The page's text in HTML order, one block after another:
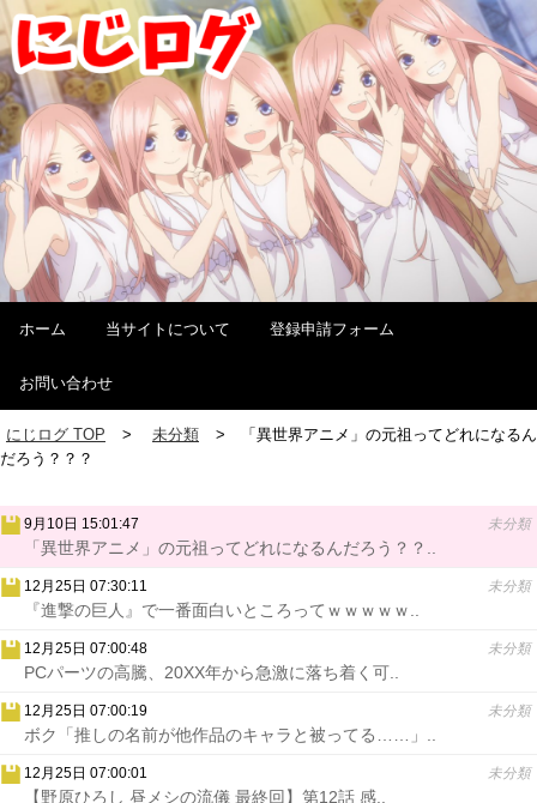
ホーム 当サイトについて 登録申請フォーム
お問い合わせ
にじログ TOP 未分類
「異世界アニメ」の元祖ってどれになるん
だろう？？？
9月10日 15:01:47 未分類
「異世界アニメ」の元祖ってどれになるんだろう？？..
12月25日 07:30:11 未分類
『進撃の巨人』で一番面白いところってｗｗｗｗｗ..
12月25日 07:00:48 未分類
PCパーツの高騰、20XX年から急激に落ち着く可..
12月25日 07:00:19 未分類
ボク「推しの名前が他作品のキャラと被ってる……」..
12月25日 07:00:01 未分類
【野原ひろし 昼メシの流儀 最終回】第12話 感..